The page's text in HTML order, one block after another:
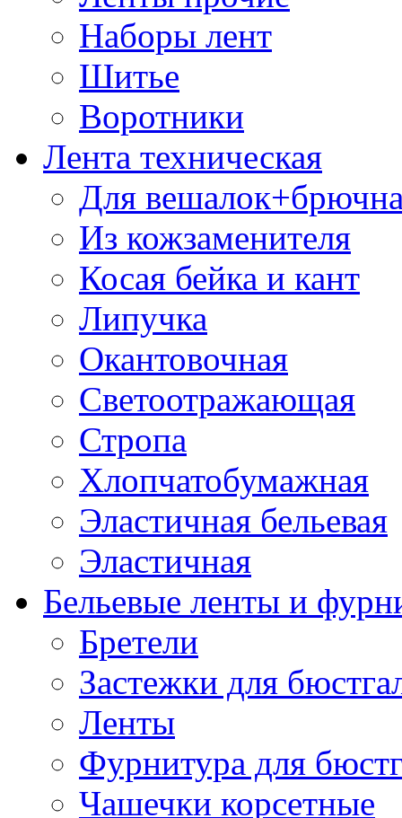
Наборы лент
Шитье
Воротники
Лента техническая
Для
Из кожзаменителя
Косая бейка и кант
Липучка
Окантовочная
Светоотражающая
Стропа
Хлопчатобумажная
Эластичная бельевая
Эластичная
Бельевые ленты и
Бретели
Застежки для
Ленты
Фурнитура для
Чашечки корсетные